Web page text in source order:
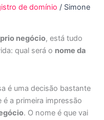
de domínio / Simone
negócio, está tudo
qual será o nome da
é uma decisão bastante
a primeira impressão
. O nome é que vai